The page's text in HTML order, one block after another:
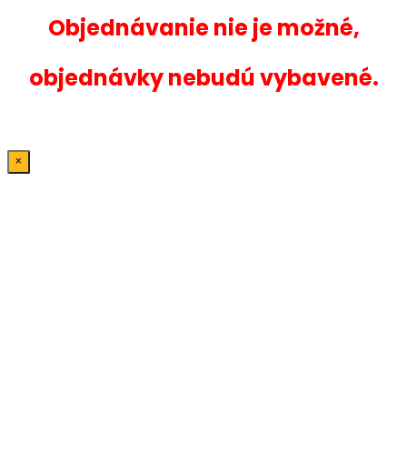
Objednávanie nie je možné,
objednávky nebudú vybavené.
×